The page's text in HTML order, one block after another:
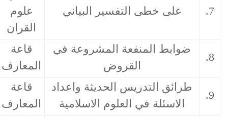
خطى التفسير البياني
علوم
14/06/2025
المنفعة المشروعة في
قاعة
08/11/2021
التدريس الحديثة واعداد
في العلوم الاسلامية
قاعة
المعارف
13/12/2021